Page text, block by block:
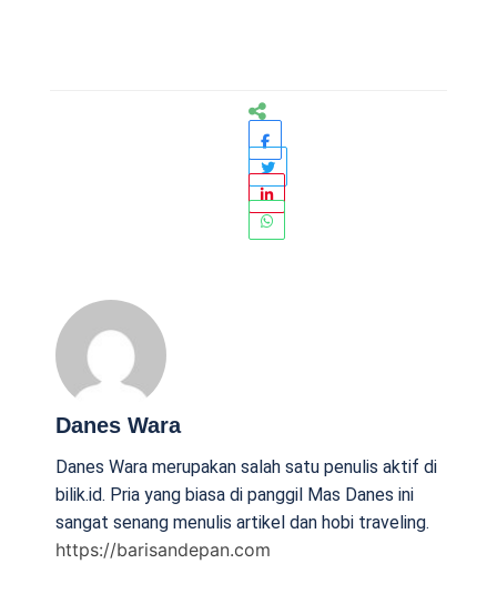
Danes Wara
Danes Wara merupakan salah satu penulis aktif di
bilik.id. Pria yang biasa di panggil Mas Danes ini
sangat senang menulis artikel dan hobi traveling.
https://barisandepan.com